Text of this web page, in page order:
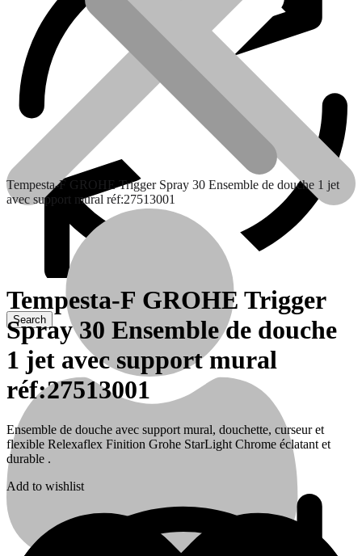
Contactez nous
Tempesta-F GROHE Trigger Spray 30 Ensemble de douche 1 jet
avec support mural réf:27513001
Tempesta-F GROHE Trigger
Spray 30 Ensemble de douche
1 jet avec support mural
réf:27513001
Ensemble de douche avec support mural, douchette, curseur et
flexible Relexaflex Finition Grohe StarLight Chrome éclatant et
durable .
Add to wishlist